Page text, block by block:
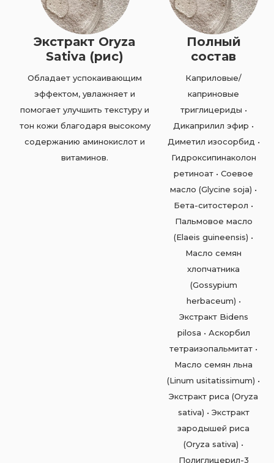
Экстракт Oryza
Sativa (рис)
Обладает успокаивающим
эффектом, увлажняет и
помогает улучшить текстуру и
тон кожи благодаря высокому
содержанию аминокислот и
витаминов.
Полный
состав
Каприловые/
каприновые
триглицериды •
Дикаприлил эфир •
Диметил изосорбид •
Гидроксипинаколон
ретиноат • Соевое
масло (Glycine soja) •
Бета-ситостерол •
Пальмовое масло
(Elaeis guineensis) •
Масло семян
хлопчатника
(Gossypium
herbaceum) •
Экстракт Bidens
pilosa • Аскорбил
тетраизопальмитат •
Масло семян льна
(Linum usitatissimum) •
Экстракт риса (Oryza
sativa) • Экстракт
зародышей риса
(Oryza sativa) •
Полиглицерил-3